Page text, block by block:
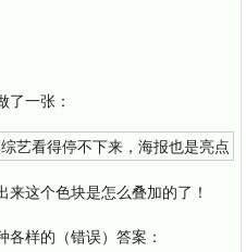
一张：
这个色块是怎么叠加的了！
样的（错误）答案：